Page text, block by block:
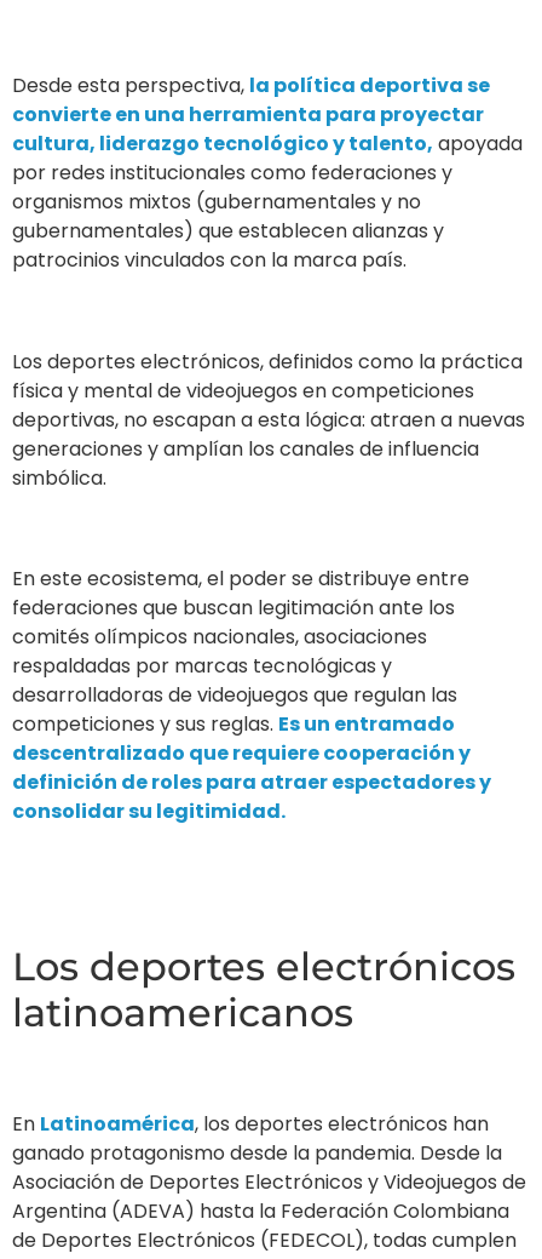
Desde esta perspectiva, la política deportiva se
convierte en una herramienta para proyectar
cultura, liderazgo tecnológico y talento, apoyada
por redes institucionales como federaciones y
organismos mixtos (gubernamentales y no
gubernamentales) que establecen alianzas y
patrocinios vinculados con la marca país.
Los deportes electrónicos, definidos como la práctica
física y mental de videojuegos en competiciones
deportivas, no escapan a esta lógica: atraen a nuevas
generaciones y amplían los canales de influencia
simbólica.
En este ecosistema, el poder se distribuye entre
federaciones que buscan legitimación ante los
comités olímpicos nacionales, asociaciones
respaldadas por marcas tecnológicas y
desarrolladoras de videojuegos que regulan las
competiciones y sus reglas. Es un entramado
descentralizado que requiere cooperación y
definición de roles para atraer espectadores y
consolidar su legitimidad.
Los deportes electrónicos
latinoamericanos
En Latinoamérica, los deportes electrónicos han
ganado protagonismo desde la pandemia. Desde la
Asociación de Deportes Electrónicos y Videojuegos de
Argentina (ADEVA) hasta la Federación Colombiana
de Deportes Electrónicos (FEDECOL), todas cumplen